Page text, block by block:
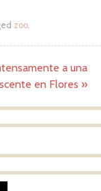
zoo.
a una
en Flores »